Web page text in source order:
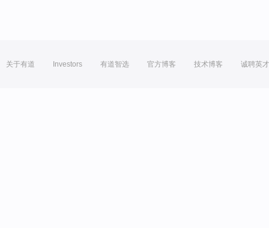
关于有道 Investors 有道智选 官方博客 技术博客 诚聘英才